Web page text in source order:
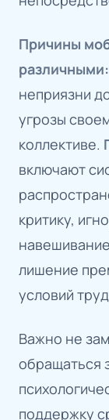
Причины
различными:
неприязни
угрозы
коллективе.
включают
критику,
лишение
условий
Важно не
обращаться
поддержку